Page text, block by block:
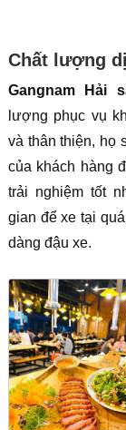
Chất lượng
Gangnam Hải
lượng phục vụ
và thân thiện, họ
của khách hàng
trải nghiệm tốt
gian để xe tại
dàng đậu xe.